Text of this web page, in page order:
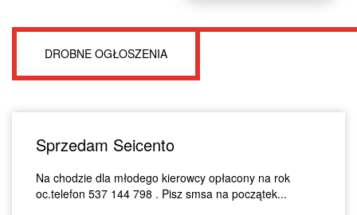
DROBNE OGŁOSZENIA
Sprzedam Seicento
Na chodzie dla młodego kierowcy opłacony na rok
oc.telefon 537 144 798 . Pisz smsa na początek...